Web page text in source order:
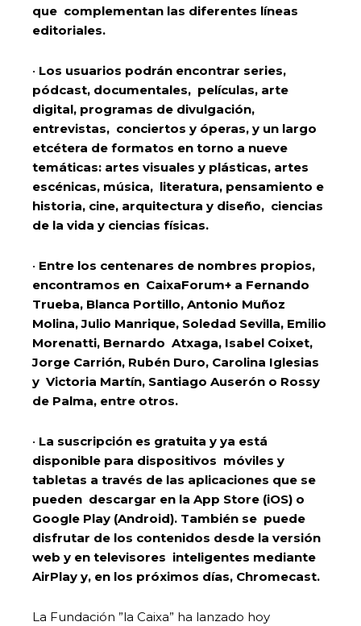
que complementan las diferentes líneas
editoriales.
• Los usuarios podrán encontrar series,
pódcast, documentales, películas, arte
digital, programas de divulgación,
entrevistas, conciertos y óperas, y un largo
etcétera de formatos en torno a nueve
temáticas: artes visuales y plásticas, artes
escénicas, música, literatura, pensamiento e
historia, cine, arquitectura y diseño, ciencias
de la vida y ciencias físicas.
• Entre los centenares de nombres propios,
encontramos en CaixaForum+ a Fernando
Trueba, Blanca Portillo, Antonio Muñoz
Molina, Julio Manrique, Soledad Sevilla, Emilio
Morenatti, Bernardo Atxaga, Isabel Coixet,
Jorge Carrión, Rubén Duro, Carolina Iglesias
y Victoria Martín, Santiago Auserón o Rossy
de Palma, entre otros.
• La suscripción es gratuita y ya está
disponible para dispositivos móviles y
tabletas a través de las aplicaciones que se
pueden descargar en la App Store (iOS) o
Google Play (Android). También se puede
disfrutar de los contenidos desde la versión
web y en televisores inteligentes mediante
AirPlay y, en los próximos días, Chromecast.
La Fundación ”la Caixa” ha lanzado hoy